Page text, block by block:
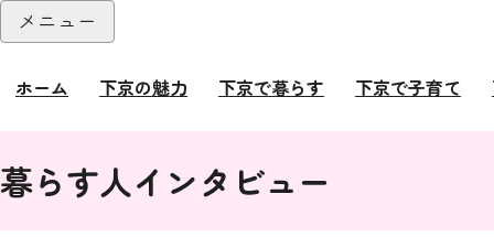
本文へ
メニュー
ホーム 下京の魅力 下京で暮らす 下京で子育て
暮らす人インタビュー